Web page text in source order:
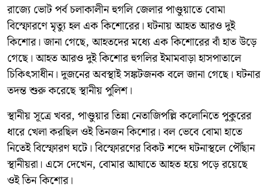
রাজ্যে ভোট পর্ব চলাকালীন হুগলি জেলার পাণ্ডুয়াতে বোমা
বিস্ফোরণে মৃত্যু হল এক কিশোরের। ঘটনায় আহত আরও দুই
কিশোর। জানা গেছে, আহতদের মধ্যে এক কিশোরের বাঁ হাত উড়ে
গেছে। আহত আরও দুই কিশোর হুগলির ইমামবাড়া হাসপাতালে
চিকিৎসাধীন। দুজনের অবস্থাই সঙ্কটজনক বলে জানা গেছে। ঘটনার
তদন্ত শুরু করেছে স্থানীয় পুলিশ।
স্থানীয় সূত্রে খবর, পাণ্ডুয়ার তিন্না নেতাজিপল্লি কলোনিতে পুকুরের
ধারে খেলা করছিল ওই তিনজন কিশোর। বল ভেবে বোমা হাতে
নিতেই বিস্ফোরণ ঘটে। বিস্ফোরণের বিকট শব্দে ঘটনাস্থলে পৌঁছান
স্থানীয়রা। এসে দেখেন, বোমার আঘাতে আহত হয়ে পড়ে রয়েছে
ওই তিন কিশোর।